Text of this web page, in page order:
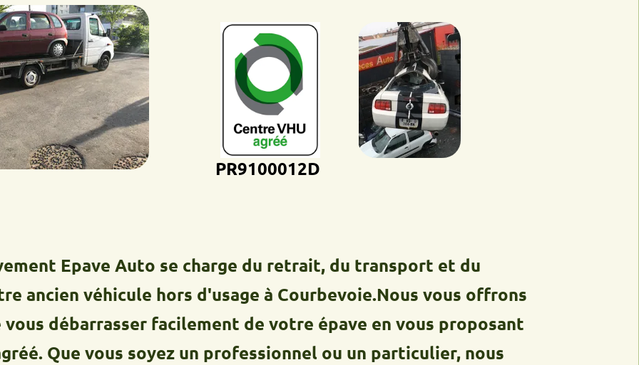
PR9100012D
Epave Auto se charge du retrait, du transport et du
véhicule hors d'usage à Courbevoie.Nous vous offrons
facilement de votre épave en vous proposant
vous soyez un professionnel ou un particulier, nous